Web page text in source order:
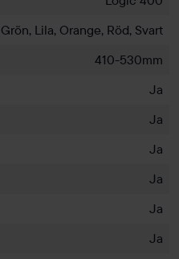
Lila, Orange, Röd, Svart
410-530mm
Ja
Ja
Ja
Ja
Ja
Ja